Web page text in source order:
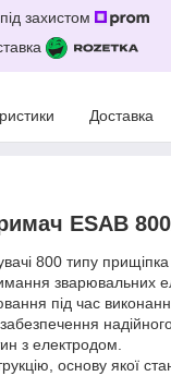
захистом
Доставка
ESAB
800 типу прищіпка
зварювальних
під час
з електродом.
основу якої